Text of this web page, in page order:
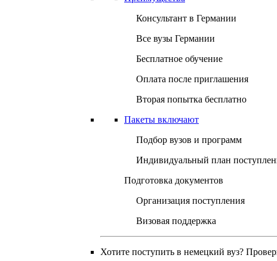
Консультант в Германии
Все вузы Германии
Бесплатное обучение
Оплата после приглашения
Вторая попытка бесплатно
Пакеты включают
Подбор вузов и программ
Индивидуальный план
Подготовка документов
Организация поступления
Визовая поддержка
Хотите поступить в немецкий вуз?